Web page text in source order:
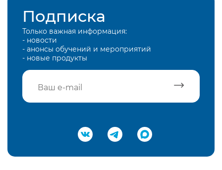
Подписка
Только важная информация:
- новости
- анонсы обучений и мероприятий
- новые продукты
Подтвердить e-mail